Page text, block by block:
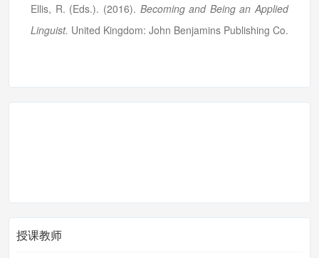
Ellis, R. (Eds.). (2016). Becoming and Being an Applied
Linguist. United Kingdom: John Benjamins Publishing Co.
授课教师